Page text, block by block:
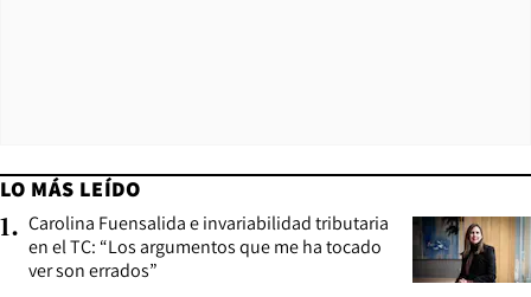
LO MÁS LEÍDO
1. Carolina Fuensalida e invariabilidad tributaria
en el TC: “Los argumentos que me ha tocado
ver son errados”